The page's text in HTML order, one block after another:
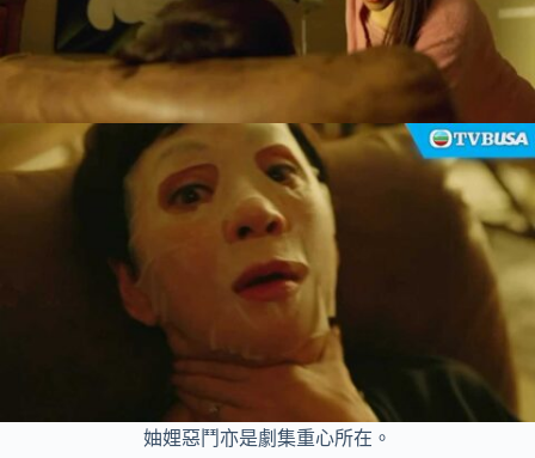
妯娌惡鬥亦是劇集重心所在。